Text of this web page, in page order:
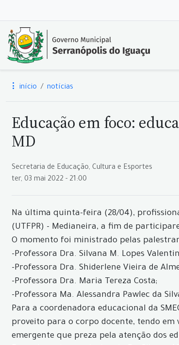
início notícias
Educação em foco:
MD
Secretaria de Educação, Cultura e Esportes
ter, 03 mai 2022 - 21:00
Na última quinta-feira (28/04),
(UTFPR) - Medianeira, a fim de
O momento foi ministrado pelas
-Professora Dra. Silvana M. Lopes
-Professora Dra. Shiderlene Vieira de
-Professora Dra. Maria Tereza Costa;
-Professora Ma. Alessandra Pawlec da
Para a coordenadora educacional da
proveito para o corpo docente, tendo em
emergente que preza pela atenção dos